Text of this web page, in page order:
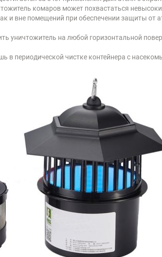
комаров может похвастаться
и вне помещений при обеспечении защиты от
уничтожитель на любой горизонтальной
в периодической чистке контейнера с